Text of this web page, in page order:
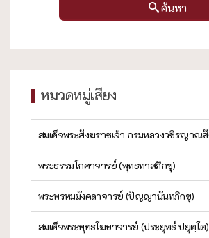
ค้นหา
หมวดหมู่เสียง
สมเด็จพระสังฆราชเจ้า กรมหลวงวชิรญาณ
พระธรรมโกศาจารย์ (พุทธทาสภิกขุ)
พระพรหมมังคลาจารย์ (ปัญญานันทภิกขุ)
สมเด็จพระพุทธโฆษาจารย์ (ประยุทธ์ ปยุตฺโต)